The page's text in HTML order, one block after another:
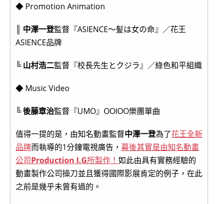
◆ Promotion Animation
中澤一登監督『ASIENCE～髪は女の命』／花王
ASIENCE品牌
╚山村浩二監督『校長先生とクジラ』／綠色和平組織
◆ Music Video
╚後藤章治監督『UMO』OOIOO樂團單曲
值得一提的是，由知名動畫監督中澤一登為了花王全新
品牌而執導的1分鐘電視廣告， 幕後其實是由知名動畫
公司Production I.G所製作！ 如此由具有實務經驗的
動畫製作公司操刀並且獲得國際影展肯定的例子，在此
之前是幾乎未曾有過的。